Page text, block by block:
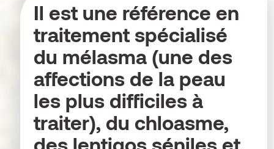
Il est une référence en
traitement spécialisé
du mélasma (une des
affections de la peau
les plus difficiles à
traiter), du chloasme,
des lentigos séniles et